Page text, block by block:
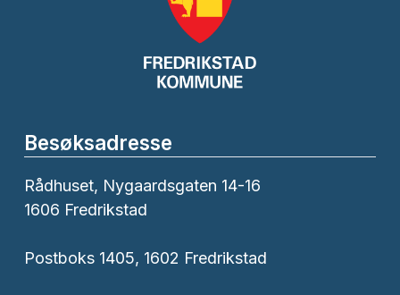
Besøksadresse
Rådhuset, Nygaardsgaten 14-16
1606 Fredrikstad
Postboks 1405, 1602 Fredrikstad